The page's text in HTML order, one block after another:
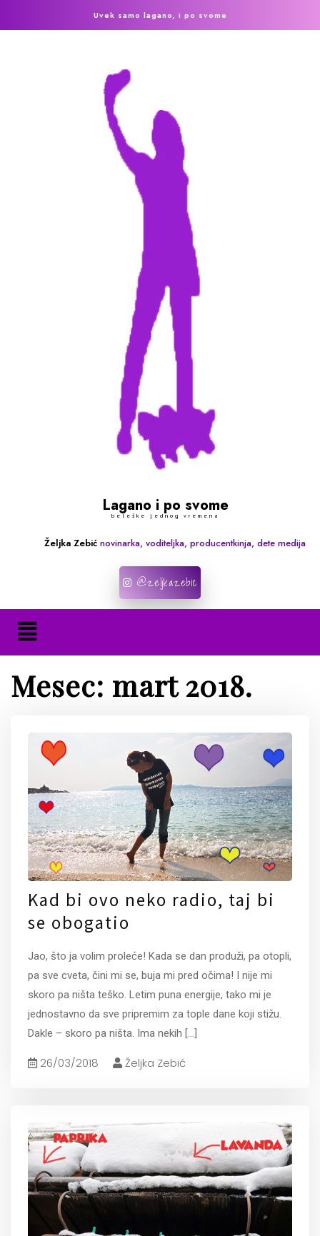
Uvek samo lagano, i po svome
Lagano i po svome
beleške jednog vremena
Željka Zebić novinarka, voditeljka, producentkinja, dete medija
@zeljkazebic
Mesec: mart 2018.
Kad bi ovo neko radio, taj bi
se obogatio
Jao, što ja volim proleće! Kada se dan produži, pa otopli,
pa sve cveta, čini mi se, buja mi pred očima! I nije mi
skoro pa ništa teško. Letim puna energije, tako mi je
jednostavno da sve pripremim za tople dane koji stižu.
Dakle – skoro pa ništa. Ima nekih [...]
26/03/2018 Željka Zebić